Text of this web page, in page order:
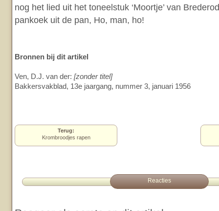
nog het lied uit het toneelstuk ‘Moortje’ van
pankoek uit de pan, Ho, man, ho!
Bronnen bij dit artikel
Ven, D.J. van der: [zonder titel]
Bakkersvakblad, 13e jaargang, nummer 3, januari 1956
Terug:
Krombroodjes rapen
Reacties